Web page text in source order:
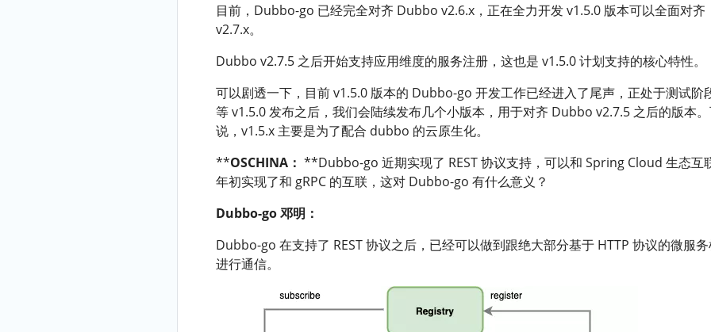
目前，Dubbo-go 已经完全对齐 Dubbo v2.6.x，正在全力开发 v1.5.0 版本可以全面对齐
v2.7.x。
Dubbo v2.7.5 之后开始支持应用维度的服务注册，这也是 v1.5.0 计划支持的核心特性。
可以剧透一下，目前 v1.5.0 版本的 Dubbo-go 开发工作已经进入了尾声，正处于测试阶段
等 v1.5.0 发布之后，我们会陆续发布几个小版本，用于对齐 Dubbo v2.7.5 之后的版本
说，v1.5.x 主要是为了配合 dubbo 的云原生化。
**OSCHINA： **Dubbo-go 近期实现了 REST 协议支持，可以和 Spring Cloud 生态互
年初实现了和 gRPC 的互联，这对 Dubbo-go 有什么意义？
Dubbo-go 邓明：
Dubbo-go 在支持了 REST 协议之后，已经可以做到跟绝大部分基于 HTTP 协议的微服
进行通信。